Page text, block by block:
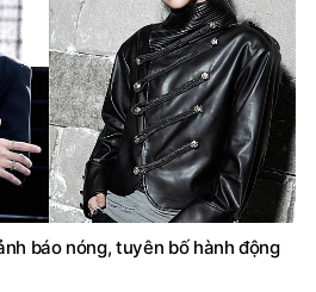
báo nóng, tuyên bố hành động